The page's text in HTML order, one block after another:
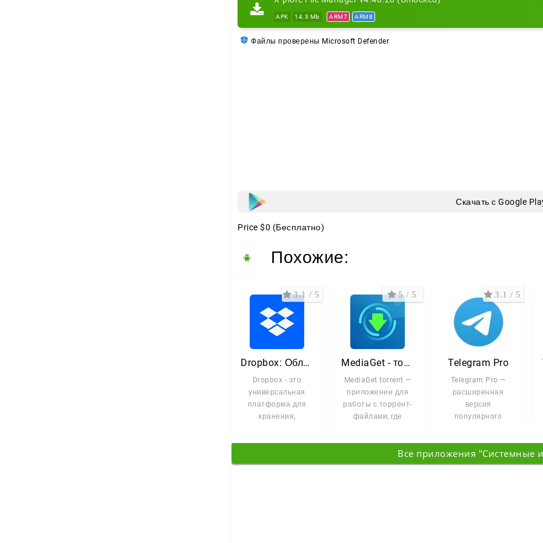
APK 14.3 Mb ARM7 ARM8
Файлы проверены Microsoft Defender
Скачать с Google
Price $0 (Бесплатно)
Похожие:
Dropbox: Облачное хранилище
Dropbox - это
универсальная
платформа для
хранения,
доступная
3.1 / 5
MediaGet - торрент клиент
MediaGet torrent —
приложение для
работы с торрент-
файлами, где
5 / 5
Telegram Pro
Telegram Pro —
расширенная
версия
популярного
безопасность и
3.1 / 5
Все приложения "Системные